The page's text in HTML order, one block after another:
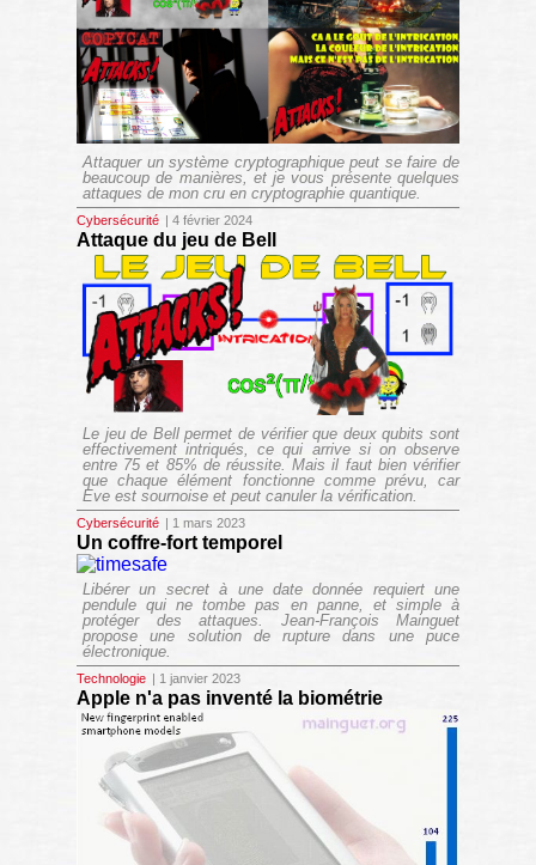
Attaquer un système cryptographique peut se faire de
beaucoup de manières, et je vous présente quelques
attaques de mon cru en cryptographie quantique.
Cybersécurité | 4 février 2024
Attaque du jeu de Bell
Le jeu de Bell permet de vérifier que deux qubits sont
effectivement intriqués, ce qui arrive si on observe
entre 75 et 85% de réussite. Mais il faut bien vérifier
que chaque élément fonctionne comme prévu, car
Eve est sournoise et peut canuler la vérification.
Cybersécurité | 1 mars 2023
Un coffre-fort temporel
Libérer un secret à une date donnée requiert une
pendule qui ne tombe pas en panne, et simple à
protéger des attaques. Jean-François Mainguet
propose une solution de rupture dans une puce
électronique.
Technologie | 1 janvier 2023
Apple n'a pas inventé la biométrie